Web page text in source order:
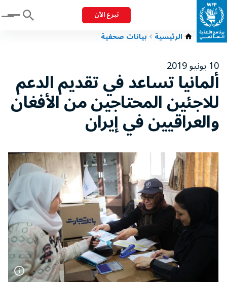
تبرع الآن Menu
الرئيسية بيانات صحفية
10 يونيو 2019
ألمانيا تساعد في تقديم الدعم
للاجئين المحتاجين من الأفغان
والعراقيين في إيران